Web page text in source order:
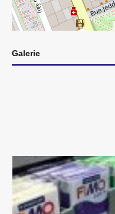
Galerie